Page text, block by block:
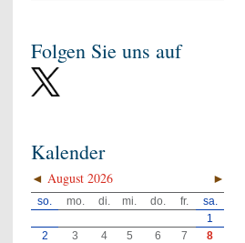
Folgen Sie uns auf
Kalender
◄ ►
August 2026
so. mo. di. mi. do. fr.
sa.
1
2
3 4 5 6 7
8